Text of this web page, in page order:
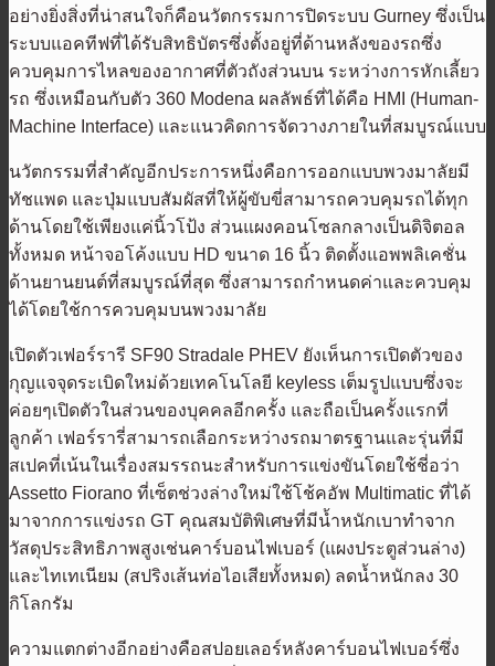
อย่างยิ่งสิ่งที่น่าสนใจก็คือนวัตกรรมการปิดระบบ Gurney ซึ่งเป็น
ระบบแอคทีฟที่ได้รับสิทธิบัตรซึ่งตั้งอยู่ที่ด้านหลังของรถซึ่ง
ควบคุมการไหลของอากาศที่ตัวถังส่วนบน ระหว่างการหักเลี้ยว
รถ ซึ่งเหมือนกับตัว 360 Modena ผลลัพธ์ที่ได้คือ HMI (Human-
Machine Interface) และแนวคิดการจัดวางภายในที่สมบูรณ์แบบ
นวัตกรรมที่สำคัญอีกประการหนึ่งคือการออกแบบพวงมาลัยมี
ทัชแพด และปุ่มแบบสัมผัสที่ให้ผู้ขับขี่สามารถควบคุมรถได้ทุก
ด้านโดยใช้เพียงแค่นิ้วโป้ง ส่วนแผงคอนโซลกลางเป็นดิจิตอล
ทั้งหมด หน้าจอโค้งแบบ HD ขนาด 16 นิ้ว ติดตั้งแอพพลิเคชั่น
ด้านยานยนต์ที่สมบูรณ์ที่สุด ซึ่งสามารถกำหนดค่าและควบคุม
ได้โดยใช้การควบคุมบนพวงมาลัย
เปิดตัวเฟอร์รารี SF90 Stradale PHEV ยังเห็นการเปิดตัวของ
กุญแจจุดระเบิดใหม่ด้วยเทคโนโลยี keyless เต็มรูปแบบซึ่งจะ
ค่อยๆเปิดตัวในส่วนของบุคคลอีกครั้ง และถือเป็นครั้งแรกที่
ลูกค้า เฟอร์รารี่สามารถเลือกระหว่างรถมาตรฐานและรุ่นที่มี
สเปคที่เน้นในเรื่องสมรรถนะสำหรับการแข่งขันโดยใช้ชี่อว่า
Assetto Fiorano ที่เซ็ตช่วงล่างใหม่ใช้โช้คอัพ Multimatic ที่ได้
มาจากการแข่งรถ GT คุณสมบัติพิเศษที่มีน้ำหนักเบาทำจาก
วัสดุประสิทธิภาพสูงเช่นคาร์บอนไฟเบอร์ (แผงประตูส่วนล่าง)
และไทเทเนียม (สปริงเส้นท่อไอเสียทั้งหมด) ลดน้ำหนักลง 30
กิโลกรัม
ความแตกต่างอีกอย่างคือสปอยเลอร์หลังคาร์บอนไฟเบอร์ซึ่ง